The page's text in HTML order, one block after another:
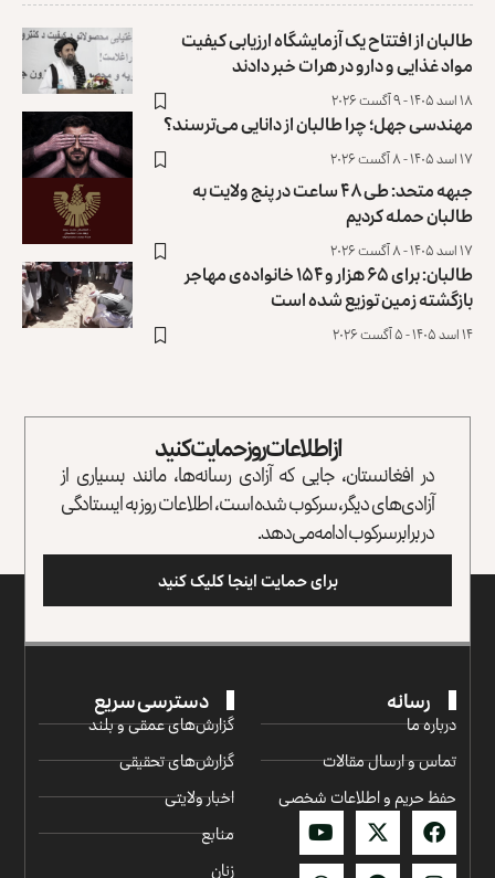
طالبان از افتتاح یک آزمایشگاه ارزیابی کیفیت
مواد غذایی و دارو در هرات خبر دادند
۱۸ اسد ۱۴۰۵ - ۹ آگست ۲۰۲۶
مهندسی جهل؛ چرا طالبان از دانایی می‌ترسند؟
۱۷ اسد ۱۴۰۵ - ۸ آگست ۲۰۲۶
جبهه متحد: طی ۴۸ ساعت در پنج ولایت به
طالبان حمله کردیم
۱۷ اسد ۱۴۰۵ - ۸ آگست ۲۰۲۶
طالبان: برای ۶۵ هزار و ۱۵۴ خانواده‌ی مهاجر
بازگشته زمین توزیع ‏شده است
۱۴ اسد ۱۴۰۵ - ۵ آگست ۲۰۲۶
از اطلاعات روز حمایت کنید
در افغانستان، جایی که آزادی رسانه‌ها، مانند بسیاری از
آزادی‌های دیگر، سرکوب شده است، اطلاعات روز به ایستادگی
در برابر سرکوب ادامه می‌دهد.
برای حمایت اینجا کلیک کنید
رسانه
درباره ما
تماس و ارسال مقالات
حفظ حریم و اطلاعات شخصی
دسترسی سریع
گزارش‌‌های عمقی و بلند
گزارش‌های تحقیقی
اخبار ولایتی
منابع
زنان